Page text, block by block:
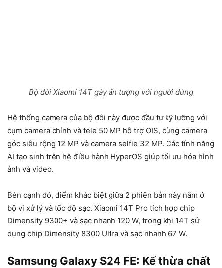
Bộ đôi Xiaomi 14T gây ấn tượng với người dùng
Hệ thống camera của bộ đôi này được đầu tư kỹ lưỡng với
cụm camera chính và tele 50 MP hỗ trợ OIS, cùng camera
góc siêu rộng 12 MP và camera selfie 32 MP. Các tính năng
AI tạo sinh trên hệ điều hành HyperOS giúp tối ưu hóa hình
ảnh và video.
Bên cạnh đó, điểm khác biệt giữa 2 phiên bản này nằm ở
bộ vi xử lý và tốc độ sạc. Xiaomi 14T Pro tích hợp chip
Dimensity 9300+ và sạc nhanh 120 W, trong khi 14T sử
dụng chip Dimensity 8300 Ultra và sạc nhanh 67 W.
Samsung Galaxy S24 FE: Kế thừa chất